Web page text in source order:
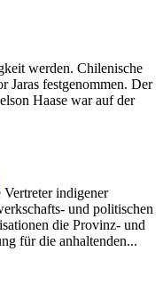
werden. Chilenische
Jaras festgenommen. Der
Haase war auf der
indigener
und politischen
die Provinz- und
für die anhaltenden...